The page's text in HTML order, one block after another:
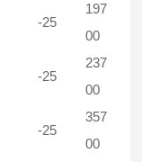
-25
197
00
-25
237
00
-25
357
00